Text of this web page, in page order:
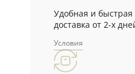
Удобная и быстрая
доставка от 2-х
Условия